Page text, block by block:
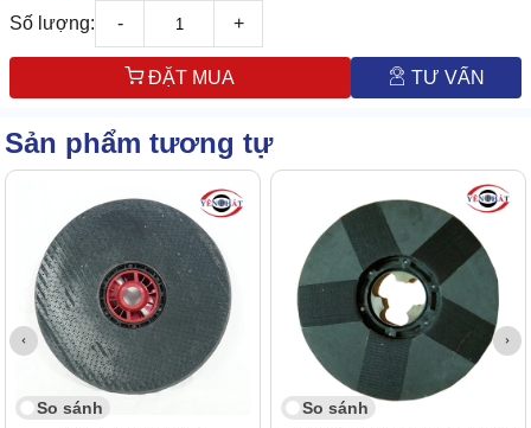
Số lượng: - +
ĐẶT MUA TƯ VẤN
Sản phẩm tương tự
So sánh So sánh